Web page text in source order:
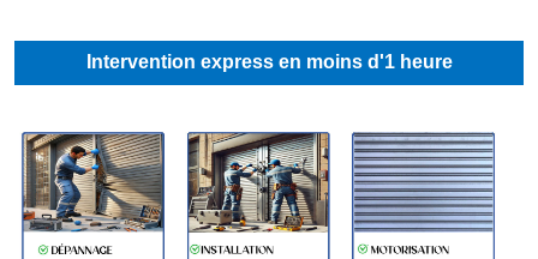
Intervention express en moins d'1 heure